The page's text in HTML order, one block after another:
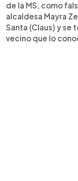
de la MS, como
alcaldesa Mayra
Santa (Claus) y se
vecino que lo